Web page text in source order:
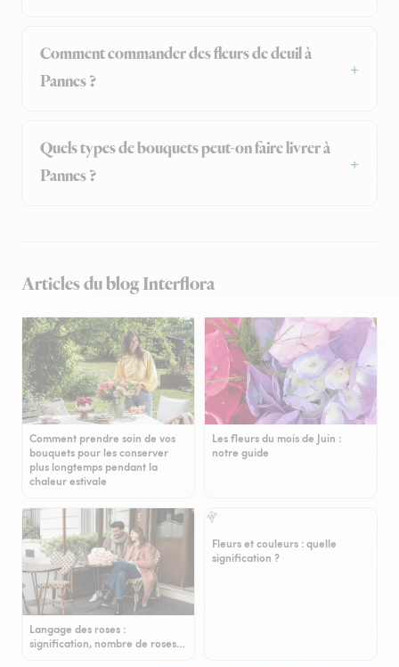
Comment commander des fleurs de deuil à
Pannes ?
Quels types de bouquets peut-on faire livrer à
Pannes ?
Articles du blog Interflora
Comment prendre soin de vos
bouquets pour les conserver
plus longtemps pendant la
chaleur estivale
Les fleurs du mois de Juin :
notre guide
Langage des roses :
signification, nombre de roses…
Fleurs et couleurs : quelle
signification ?